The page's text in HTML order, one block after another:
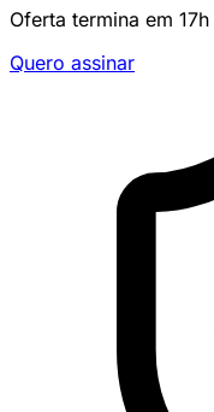
Oferta termina em 17h
Quero assinar